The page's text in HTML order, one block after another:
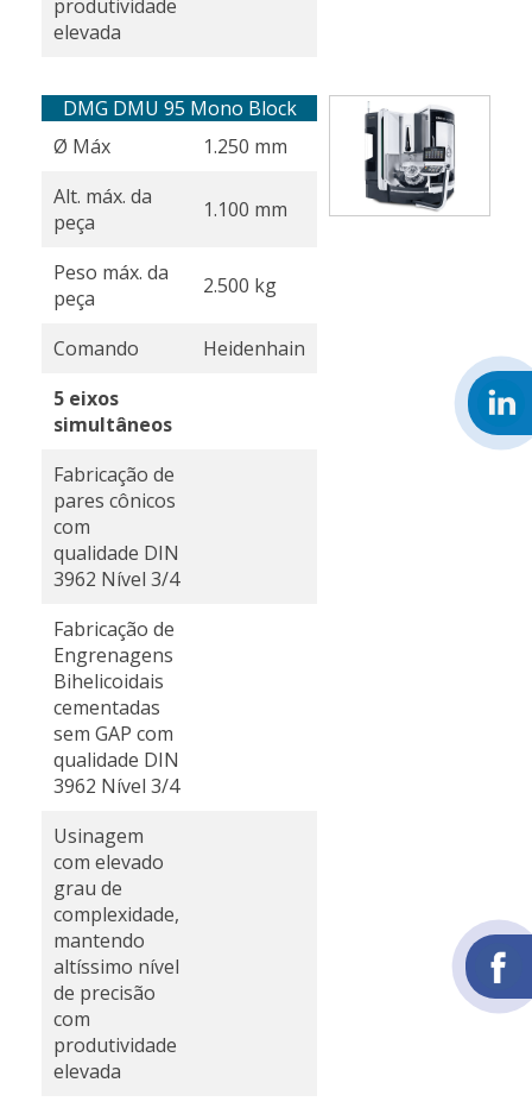
produtividade
elevada
DMG DMU 95 Mono Block
Ø Máx
1.250 mm
Alt. máx. da
peça
1.100 mm
Peso máx. da
peça
2.500 kg
Comando
Heidenhain
5 eixos
simultâneos
Fabricação de
pares cônicos
com
qualidade DIN
3962 Nível 3/4
Fabricação de
Engrenagens
Bihelicoidais
cementadas
sem GAP com
qualidade DIN
3962 Nível 3/4
Usinagem
com elevado
grau de
complexidade,
mantendo
altíssimo nível
de precisão
com
produtividade
elevada